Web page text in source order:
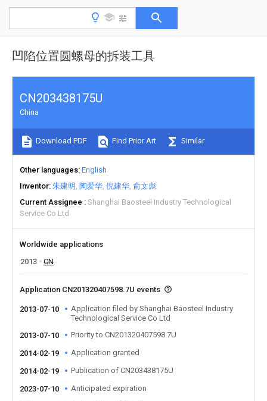
凹陷位置圆螺母的拆装工具
CN203438175U
China
Download PDF Find Prior Art Similar
Other languages English
Inventor 朱建明 陶爱华 倪建华 俞文彪
Current Assignee
Shanghai Baosteel Industry Technological
Service Co Ltd
Worldwide applications
2013
CN
Application CN201320407598.7U events
2013-07-10
Application filed by Shanghai Baosteel Industry
Technological Service Co Ltd
2013-07-10
Priority to CN201320407598.7U
2014-02-19 Application granted
2014-02-19 Publication of CN203438175U
2023-07-10 Anticipated expiration